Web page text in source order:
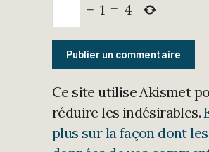
− 1 = 4
Ce site utilise Akismet
réduire les indésirables.
plus sur la façon dont les